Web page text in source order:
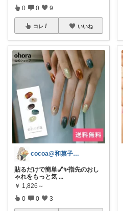
0 0 9
コレ いいね
cocoa@和菓子大好き
貼るだけで簡単💅✨指先のおし
ゃれをもっと気 ...
￥ 1,826～
0 0 3